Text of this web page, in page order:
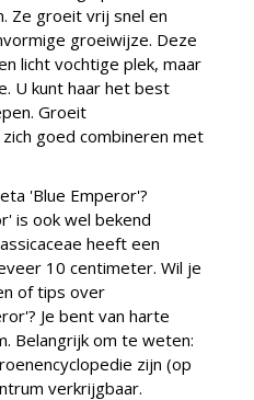
Ze groeit vrij snel en
groeiwijze. Deze
licht vochtige plek, maar
U kunt haar het best
Groeit
goed combineren met
'Blue Emperor'?
is ook wel bekend
heeft een
10 centimeter. Wil je
of tips over
Je bent van harte
Belangrijk om te weten:
zijn (op
verkrijgbaar.